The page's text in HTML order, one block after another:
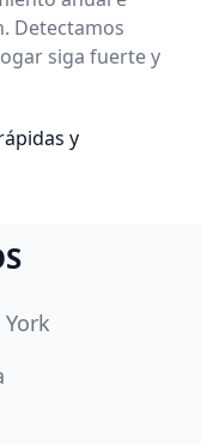
Detectamos
siga fuerte y
y